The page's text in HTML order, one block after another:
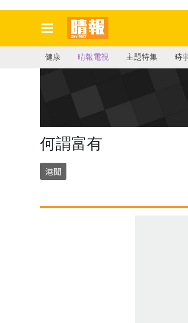
健康 晴報電視 主題特集 時
何謂富有
港聞